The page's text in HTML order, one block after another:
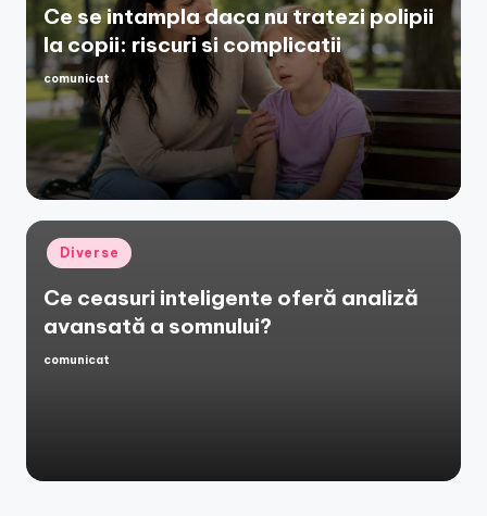
Ce se intampla daca nu tratezi polipii
la copii: riscuri si complicatii
Posted
by
comunicat
Posted
in
Diverse
Ce ceasuri inteligente oferă analiză
avansată a somnului?
Posted
comunicat